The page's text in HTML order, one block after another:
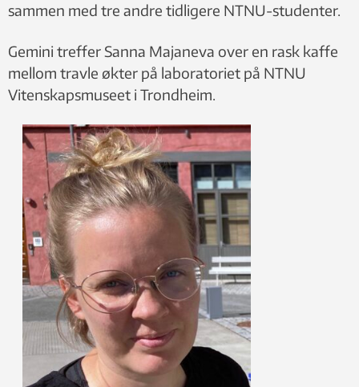
sammen med tre andre tidligere NTNU-studenter.
Gemini treffer Sanna Majaneva over en rask kaffe
mellom travle økter på laboratoriet på NTNU
Vitenskapsmuseet i Trondheim.